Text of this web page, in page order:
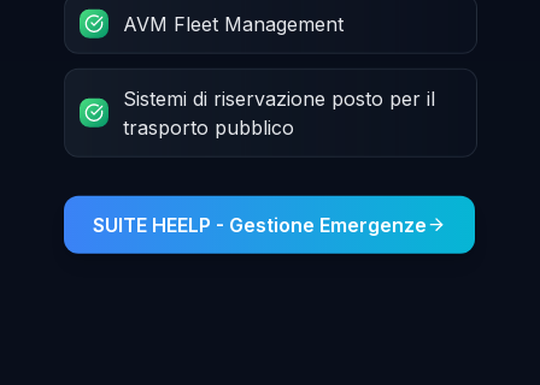
AVM Fleet Management
Sistemi di riservazione posto per il
trasporto pubblico
SUITE HEELP - Gestione Emergenze